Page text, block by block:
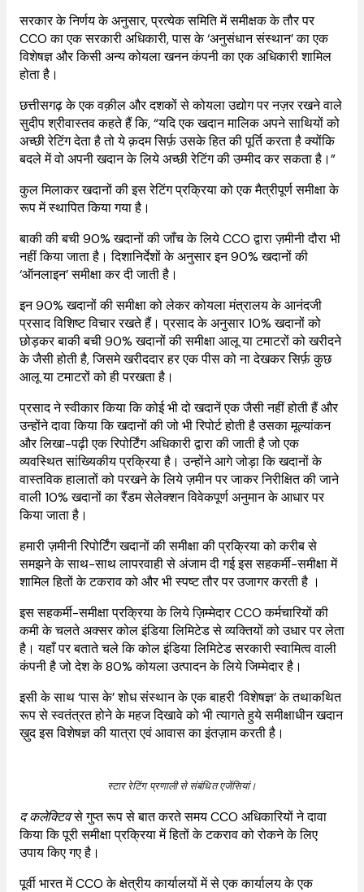
सरकार के निर्णय के अनुसार, प्रत्येक समिति में समीक्षक के तौर पर
CCO का एक सरकारी अधिकारी, पास के ‘अनुसंधान संस्थान’ का एक
विशेषज्ञ और किसी अन्य कोयला खनन कंपनी का एक अधिकारी शामिल
होता है।
छत्तीसगढ़ के एक वक़ील और दशकों से कोयला उद्योग पर नज़र रखने वाले
सुदीप श्रीवास्तव कहते हैं कि, “यदि एक खदान मालिक अपने साथियों को
अच्छी रेटिंग देता है तो ये क़दम सिर्फ़ उसके हित की पूर्ति करता है क्योंकि
बदले में वो अपनी खदान के लिये अच्छी रेटिंग की उम्मीद कर सकता है।”
कुल मिलाकर खदानों की इस रेटिंग प्रक्रिया को एक मैत्रीपूर्ण समीक्षा के
रूप में स्थापित किया गया है।
बाकी की बची 90% खदानों की जाँच के लिये CCO द्वारा ज़मीनी दौरा भी
नहीं किया जाता है। दिशानिर्देशों के अनुसार इन 90% खदानों की
‘ऑनलाइन’ समीक्षा कर दी जाती है।
इन 90% खदानों की समीक्षा को लेकर कोयला मंत्रालय के आनंदजी
प्रसाद विशिष्ट विचार रखते हैं। प्रसाद के अनुसार 10% खदानों को
छोड़कर बाकी बची 90% खदानों की समीक्षा आलू या टमाटरों को खरीदने
के जैसी होती है, जिसमे खरीददार हर एक पीस को ना देखकर सिर्फ़ कुछ
आलू या टमाटरों को ही परखता है।
प्रसाद ने स्वीकार किया कि कोई भी दो खदानें एक जैसी नहीं होती हैं और
उन्होंने दावा किया कि खदानों की जो भी रिपोर्ट होती है उसका मूल्यांकन
और लिखा-पढ़ी एक रिपोर्टिंग अधिकारी द्वारा की जाती है जो एक
व्यवस्थित सांख्यिकीय प्रक्रिया है। उन्होंने आगे जोड़ा कि खदानों के
वास्तविक हालातों को परखने के लिये ज़मीन पर जाकर निरीक्षित की जाने
वाली 10% खदानों का रैंडम सेलेक्शन विवेकपूर्ण अनुमान के आधार पर
किया जाता है।
हमारी ज़मीनी रिपोर्टिंग खदानों की समीक्षा की प्रक्रिया को करीब से
समझने के साथ-साथ लापरवाही से अंजाम दी गई इस सहकर्मी-समीक्षा में
शामिल हितों के टकराव को और भी स्पष्ट तौर पर उजागर करती है ।
इस सहकर्मी-समीक्षा प्रक्रिया के लिये ज़िम्मेदार CCO कर्मचारियों की
कमी के चलते अक्सर कोल इंडिया लिमिटेड से व्यक्तियों को उधार पर लेता
है। यहाँ पर बताते चले कि कोल इंडिया लिमिटेड सरकारी स्वामित्व वाली
कंपनी है जो देश के 80% कोयला उत्पादन के लिये जिम्मेदार है।
इसी के साथ ‘पास के’ शोध संस्थान के एक बाहरी ‘विशेषज्ञ’ के तथाकथित
रूप से स्वतंत्रत होने के महज दिखावे को भी त्यागते हुये समीक्षाधीन खदान
ख़ुद इस विशेषज्ञ की यात्रा एवं आवास का इंतज़ाम करती है।
स्टार रेटिंग प्रणाली से संबंधित एजेंसियां।
द कलेक्टिवसे गुप्त रूप से बात करते समय CCO अधिकारियों ने दावा
किया कि पूरी समीक्षा प्रक्रिया में हितों के टकराव को रोकने के लिए
उपाय किए गए है।
पूर्वी भारत में CCO के क्षेत्रीय कार्यालयों में से एक कार्यालय के एक